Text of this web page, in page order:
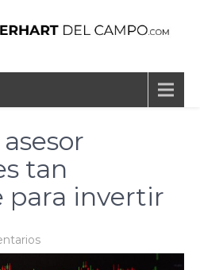
Erhart del
tan
invertir